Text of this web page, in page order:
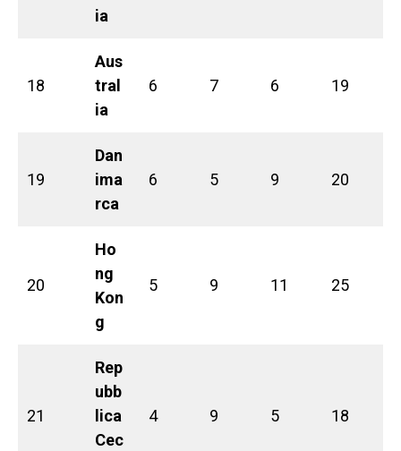
ia
18
Aus
tral
ia
6 7 6 19
19
Dan
ima
rca
6 5 9 20
20
Ho
ng
Kon
g
5 9 11 25
21
Rep
ubb
lica
Cec
4 9 5 18